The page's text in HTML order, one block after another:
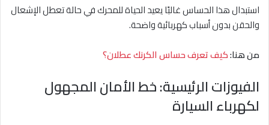
استبدال هذا الحساس غالبًا يعيد الحياة للمحرك في حالة تعطل الإشعال
والحقن بدون أسباب كهربائية واضحة.
من هنا:كيف تعرف حساس الكرنك عطلان؟
الفيوزات الرئيسية: خط الأمان المجهول
لكهرباء السيارة